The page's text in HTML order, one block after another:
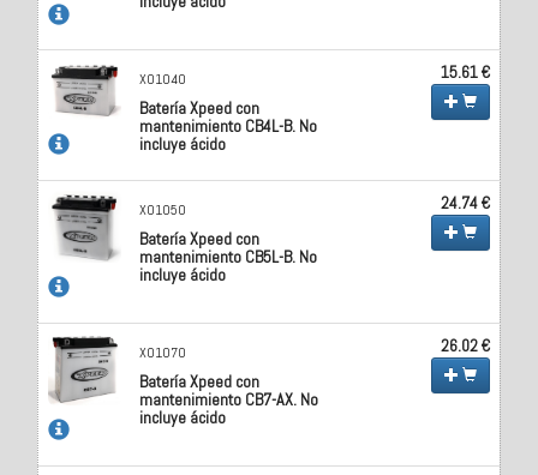
X01040
Batería Xpeed con
mantenimiento CB4L-B. No
incluye ácido
15.61 €
X01050
Batería Xpeed con
mantenimiento CB5L-B. No
incluye ácido
24.74 €
X01070
Batería Xpeed con
mantenimiento CB7-AX. No
incluye ácido
26.02 €